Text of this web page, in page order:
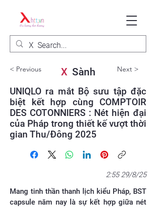
< Previous XSành Next >
UNIQLO ra mắt Bộ sưu tập đặc
biệt kết hợp cùng COMPTOIR
DES COTONNIERS : Nét hiện đại
của Pháp trong thiết kế vượt thời
gian Thu/Đông 2025
2:55 29/8/25
Mang tinh thần thanh lịch kiểu Pháp, BST
capsule năm nay là sự kết hợp giữa nét